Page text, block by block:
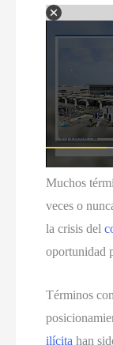
Muchos
veces o
la crisis del
oportunidad
Términos
ilícita han